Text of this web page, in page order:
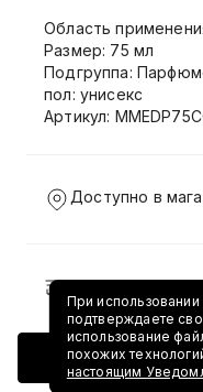
Область
Размер: 75 мл
Подгруппа:
пол: унисекс
Артикул:
Доступно в
Доставка и
При использовании
подтверждаете
использование
похожих
настоящим